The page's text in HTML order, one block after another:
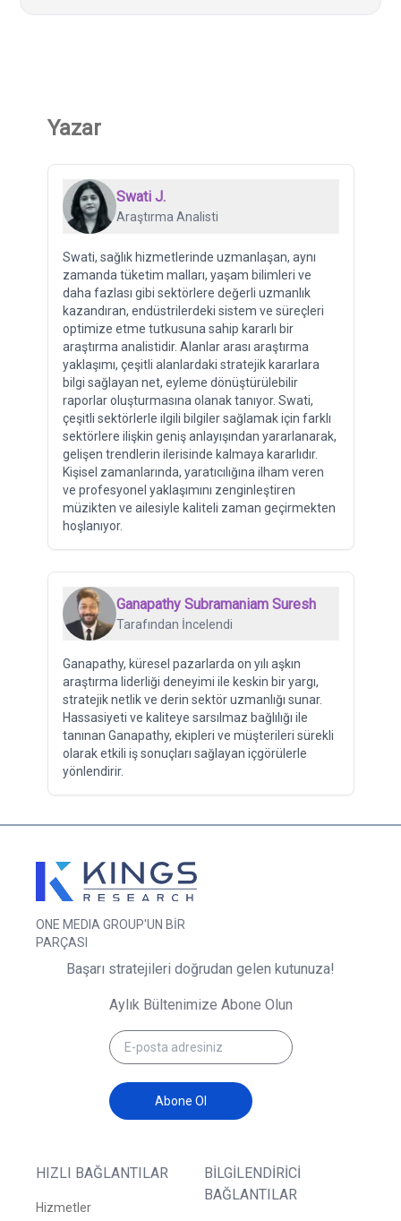
Yazar
Swati J.
Araştırma Analisti
Swati, sağlık hizmetlerinde uzmanlaşan, aynı
zamanda tüketim malları, yaşam bilimleri ve
daha fazlası gibi sektörlere değerli uzmanlık
kazandıran, endüstrilerdeki sistem ve süreçleri
optimize etme tutkusuna sahip kararlı bir
araştırma analistidir. Alanlar arası araştırma
yaklaşımı, çeşitli alanlardaki stratejik kararlara
bilgi sağlayan net, eyleme dönüştürülebilir
raporlar oluşturmasına olanak tanıyor. Swati,
çeşitli sektörlerle ilgili bilgiler sağlamak için farklı
sektörlere ilişkin geniş anlayışından yararlanarak,
gelişen trendlerin ilerisinde kalmaya kararlıdır.
Kişisel zamanlarında, yaratıcılığına ilham veren
ve profesyonel yaklaşımını zenginleştiren
müzikten ve ailesiyle kaliteli zaman geçirmekten
hoşlanıyor.
Ganapathy Subramaniam Suresh
Tarafından İncelendi
Ganapathy, küresel pazarlarda on yılı aşkın
araştırma liderliği deneyimi ile keskin bir yargı,
stratejik netlik ve derin sektör uzmanlığı sunar.
Hassasiyeti ve kaliteye sarsılmaz bağlılığı ile
tanınan Ganapathy, ekipleri ve müşterileri sürekli
olarak etkili iş sonuçları sağlayan içgörülerle
yönlendirir.
ONE MEDIA GROUP'UN BİR
PARÇASI
HIZLI BAĞLANTILAR
Hizmetler
BILGILENDIRICI
BAĞLANTILAR
Başarı stratejileri doğrudan gelen kutunuza!
Aylık Bültenimize Abone Olun
Abone Ol